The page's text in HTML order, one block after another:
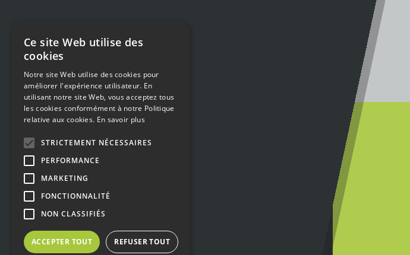
Ce site Web utilise des
cookies
Notre site Web utilise des cookies pour
améliorer l'expérience utilisateur. En
utilisant notre site Web, vous acceptez tous
les cookies conformément à notre Politique
relative aux cookies. En savoir plus
STRICTEMENT NÉCESSAIRES
PERFORMANCE
MARKETING
FONCTIONNALITÉ
NON CLASSIFIÉS
ACCEPTER TOUT REFUSER TOUT